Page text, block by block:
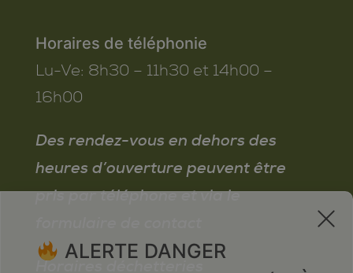
Horaires de téléphonie
Lu-Ve: 8h30 – 11h30 et 14h00 –
16h00
Des rendez-vous en dehors des
heures d’ouverture peuvent être
pris par téléphone et via le
Horaires déchetteries
x
ALERTE DANGER